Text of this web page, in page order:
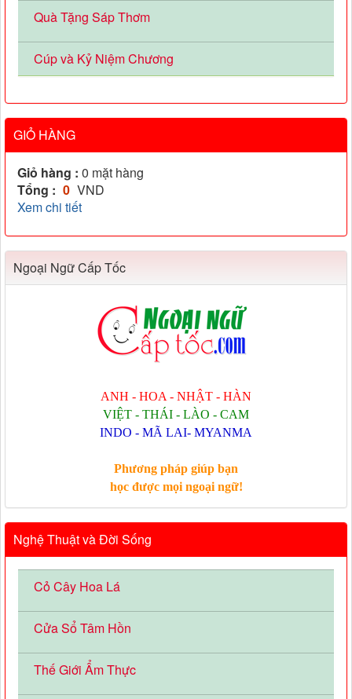
Quà Tặng Sáp Thơm
Cúp và Kỷ Niệm Chương
GIỎ HÀNG
Giỏ hàng : 0 mặt hàng
Tổng : 0 VND
Xem chi tiết
Ngoại Ngữ Cấp Tốc
ANH - HOA - NHẬT - HÀN
VIỆT - THÁI - LÀO - CAM
INDO - MÃ LAI- MYANMA
Phương pháp giúp bạn
học được mọi ngoại ngữ!
Nghệ Thuật và Đời Sống
Cỏ Cây Hoa Lá
Cửa Sổ Tâm Hồn
Thế Giới Ẩm Thực